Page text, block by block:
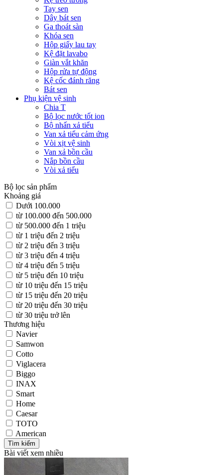
Tay sen
Dây bát sen
Ga thoát sàn
Khóa sen
Hộp giấy lau tay
Kệ đặt lavabo
Giàn vắt khăn
Hộp rửa tự động
Kệ cốc đánh răng
Bát sen
Phụ kiện vệ sinh
Chia T
Bộ lọc nước tốt ion
Bộ nhấn xả tiểu
Van xả tiểu cảm ứng
Vòi xịt vệ sinh
Van xả bồn cầu
Nắp bồn cầu
Vòi xả tiểu
Bộ lọc sản phẩm
Khoảng giá
Dưới 100.000
từ 100.000 đến 500.000
từ 500.000 đến 1 triệu
từ 1 triệu đến 2 triệu
từ 2 triệu đến 3 triệu
từ 3 triệu đến 4 triệu
từ 4 triệu đến 5 triệu
từ 5 triệu đến 10 triệu
từ 10 triệu đến 15 triệu
từ 15 triệu đến 20 triệu
từ 20 triệu đến 30 triệu
từ 30 triệu trở lên
Thương hiệu
Navier
Samwon
Cotto
Viglacera
Biggo
INAX
Smart
Home
Caesar
TOTO
American
Bài viết xem nhiều